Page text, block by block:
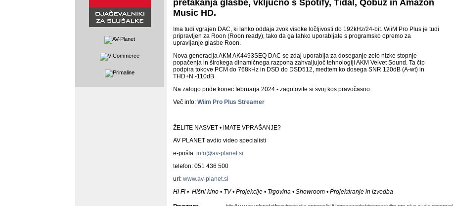
pretakanja glasbe, vključno s Spotify, Tidal, Qobuz in Amazon
Music HD.
Ima tudi vgrajen DAC, ki lahko oddaja zvok visoke ločljivosti do 192kHz/24-bit. WiiM Pro Plus je tudi
pripravljen za Roon (Roon ready), tako da ga lahko uporabljate s programsko opremo za
upravljanje glasbe Roon.
Nova generacija AKM AK4493SEQ DAC se zdaj uporablja za doseganje zelo nizke stopnje
popačenja in širokega dinamičnega razpona zahvaljujoč tehnologiji AKM Velvet Sound. Ta čip
podpira tokove PCM do 768kHz in DSD do DSD512, medtem ko dosega SNR 120dB (A-wt) in
THD+N -110dB.
Na zalogo pride konec februarja 2024 - zagotovite si svoj kos pravočasno.
Več info: Wiim Pro Plus Streamer
ŽELITE NASVET • IMATE VPRAŠANJE?
AV PLANET avdio video specialisti
e-pošta: info@av-planet.si
telefon: 051 436 500
url: www.av-planet.si
Hi Fi • Hišni kino • TV • Projekcije • Trgovina • Showroom • Projektiranje in izvedba